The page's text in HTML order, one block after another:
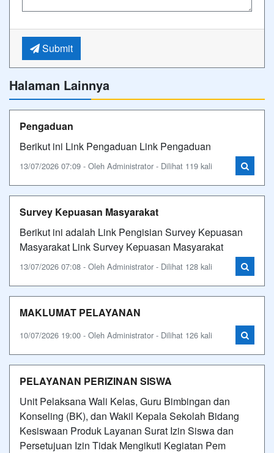
Submit
Halaman Lainnya
Pengaduan
Berikut ini Link Pengaduan Link Pengaduan
13/07/2026 07:09 - Oleh Administrator - Dilihat 119 kali
Survey Kepuasan Masyarakat
Berikut ini adalah Link Pengisian Survey Kepuasan
Masyarakat Link Survey Kepuasan Masyarakat
13/07/2026 07:08 - Oleh Administrator - Dilihat 128 kali
MAKLUMAT PELAYANAN
10/07/2026 19:00 - Oleh Administrator - Dilihat 126 kali
PELAYANAN PERIZINAN SISWA
Unit Pelaksana Wali Kelas, Guru Bimbingan dan
Konseling (BK), dan Wakil Kepala Sekolah Bidang
Kesiswaan Produk Layanan Surat Izin Siswa dan
Persetujuan Izin Tidak Mengikuti Kegiatan Pem